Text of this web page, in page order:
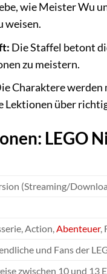
wie Meister Wu
weisen.
Die Staffel betont
zu meistern.
Charaktere
Lektionen über
LEGO
(Streaming/
Action,Abenteuer,
und Fans der
zwischen 10 und 13